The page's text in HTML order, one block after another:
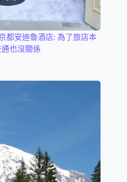
都安迪魯酒店: 為了旅店本
也沒關係